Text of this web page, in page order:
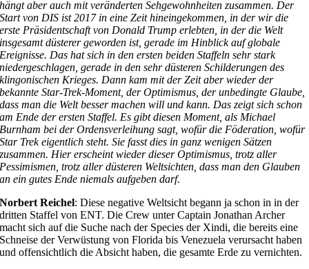
hängt aber auch mit veränderten Sehgewohnheiten zusammen. Der
Start von DIS ist 2017 in eine Zeit hineingekommen, in der wir die
erste Präsidentschaft von Donald Trump erlebten, in der die Welt
insgesamt düsterer geworden ist, gerade im Hinblick auf globale
Ereignisse. Das hat sich in den ersten beiden Staffeln sehr stark
niedergeschlagen, gerade in den sehr düsteren Schilderungen des
klingonischen Krieges. Dann kam mit der Zeit aber wieder der
bekannte Star-Trek-Moment, der Optimismus, der unbedingte Glaube,
dass man die Welt besser machen will und kann. Das zeigt sich schon
am Ende der ersten Staffel. Es gibt diesen Moment, als Michael
Burnham bei der Ordensverleihung sagt, wofür die Föderation, wofür
Star Trek eigentlich steht. Sie fasst dies in ganz wenigen Sätzen
zusammen. Hier erscheint wieder dieser Optimismus, trotz aller
Pessimismen, trotz aller düsteren Weltsichten, dass man den Glauben
an ein gutes Ende niemals aufgeben darf.
Norbert Reichel: Diese negative Weltsicht begann ja schon in in der
dritten Staffel von ENT. Die Crew unter Captain Jonathan Archer
macht sich auf die Suche nach der Species der Xindi, die bereits eine
Schneise der Verwüstung von Florida bis Venezuela verursacht haben
und offensichtlich die Absicht haben, die gesamte Erde zu vernichten.